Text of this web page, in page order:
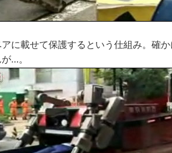
に載せて保護するという仕組み。確
…。